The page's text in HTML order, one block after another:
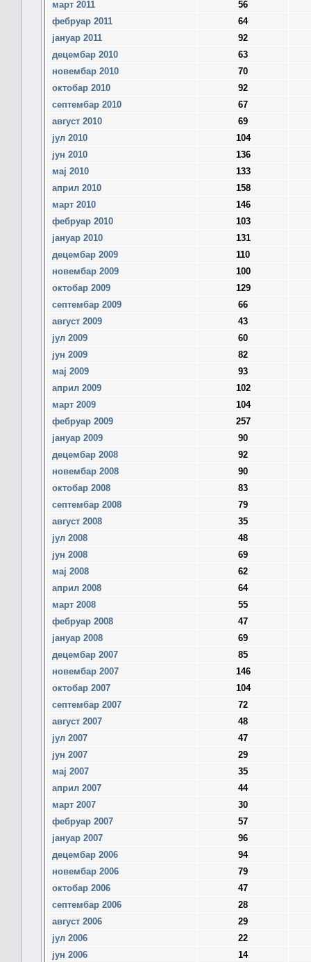
март 2011
56
фебруар 2011
64
јануар 2011
92
децембар 2010
63
новембар 2010
70
октобар 2010
92
септембар 2010
67
август 2010
69
јул 2010
104
јун 2010
136
мај 2010
133
април 2010
158
март 2010
146
фебруар 2010
103
јануар 2010
131
децембар 2009
110
новембар 2009
100
октобар 2009
129
септембар 2009
66
август 2009
43
јул 2009
60
јун 2009
82
мај 2009
93
април 2009
102
март 2009
104
фебруар 2009
257
јануар 2009
90
децембар 2008
92
новембар 2008
90
октобар 2008
83
септембар 2008
79
август 2008
35
јул 2008
48
јун 2008
69
мај 2008
62
април 2008
64
март 2008
55
фебруар 2008
47
јануар 2008
69
децембар 2007
85
новембар 2007
146
октобар 2007
104
септембар 2007
72
август 2007
48
јул 2007
47
јун 2007
29
мај 2007
35
април 2007
44
март 2007
30
фебруар 2007
57
јануар 2007
96
децембар 2006
94
новембар 2006
79
октобар 2006
47
септембар 2006
28
август 2006
29
јул 2006
22
јун 2006
14